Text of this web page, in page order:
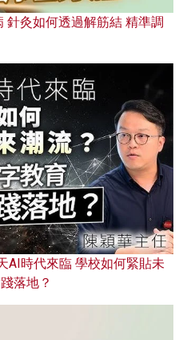
針灸如何透過解筋結 精準調
AI時代來臨 學校如何緊貼未
落地？